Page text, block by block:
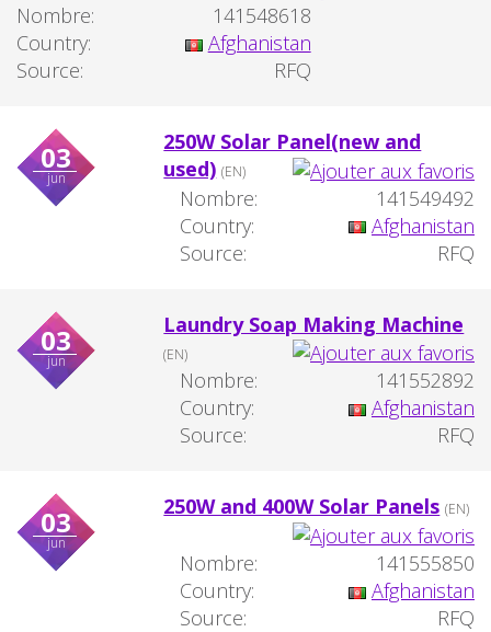
Nombre:
141548618
Country:
Afghanistan
Source:
RFQ
03
jun
250W Solar Panel(new and
used) (EN)
Nombre:
141549492
Country:
Afghanistan
Source:
RFQ
03
jun
Laundry Soap Making Machine
(EN)
Nombre:
141552892
Country:
Afghanistan
Source:
RFQ
03
jun
250W and 400W Solar Panels (EN)
Nombre:
141555850
Country:
Afghanistan
Source:
RFQ